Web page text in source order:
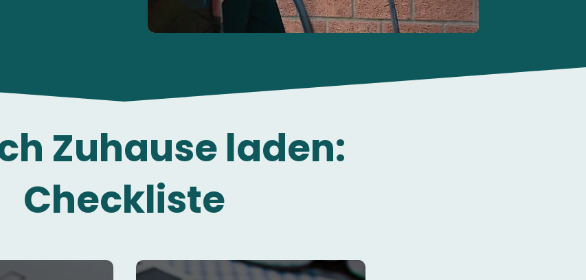
Zuhause laden:
Checkliste